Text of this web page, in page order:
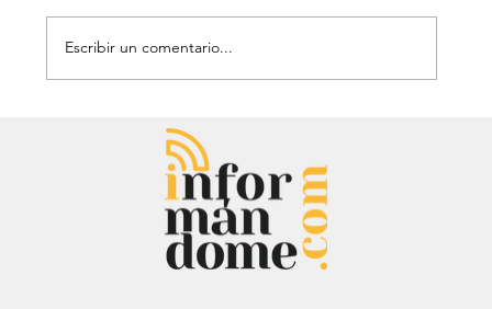
Mauricio Lizcano apuesta por la
ciencia: Anuncia a investigador del
Atlántico como fórmula
vicepresidencial
Escribir un comentario...